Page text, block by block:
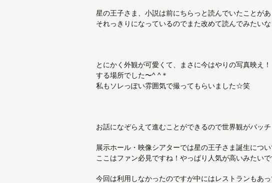
星の王子さま、小説は前にちらっと読んでいたことが
それっきりになっているのでまた改めて読んでみたいな
とにかく外観が可愛くて、まさに今はやりの写真映え
する場所でした〜^ ^＊
私もソレっぽい雰囲気で撮ってもらいました☆笑
お話になぞらえて進むことができるので世界観がバッ
展示ホール・映像シアターでは星の王子さま誕生につ
ここはファン必見ですね！やっぱり人気が高いみたいで
今回は利用しなかったのですが中にはレストランもあっ